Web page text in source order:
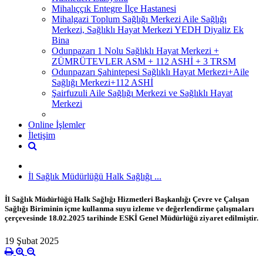
Mihalıççık Entegre İlçe Hastanesi
Mihalgazi Toplum Sağlığı Merkezi Aile Sağlığı
Merkezi, Sağlıklı Hayat Merkezi YEDH Diyaliz Ek
Bina
Odunpazarı 1 Nolu Sağlıklı Hayat Merkezi +
ZÜMRÜTEVLER ASM + 112 ASHİ + 3 TRSM
Odunpazarı Şahintepesi Sağlıklı Hayat Merkezi+Aile
Sağlığı Merkezi+112 ASHİ
Şairfuzuli Aile Sağlığı Merkezi ve Sağlıklı Hayat
Merkezi
Online İşlemler
İletişim
İl Sağlık Müdürlüğü Halk Sağlığı ...
İl Sağlık Müdürlüğü Halk Sağlığı Hizmetleri Başkanlığı Çevre ve Çalışan
Sağlığı Biriminin içme kullanma suyu izleme ve değerlendirme çalışmaları
çerçevesinde 18.02.2025 tarihinde ESKİ Genel Müdürlüğü ziyaret edilmiştir.
19 Şubat 2025